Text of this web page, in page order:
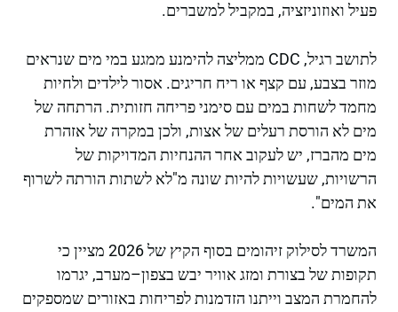
פעיל ואוזוניזציה, במקביל למשברים.
לתושב רגיל, CDC ממליצה להימנע ממגע במי מים שנראים
מוזר בצבע, עם קצף או ריח חריגים. אסור לילדים ולחיות
מחמד לשחות במים עם סימני פריחה חזותית. הרתחה של
מים לא הורסת רעלים של אצות, ולכן במקרה של אזהרת
מים מהברז, יש לעקוב אחר ההנחיות המדויקות של
הרשויות, שעשויות להיות שונה מ"לא לשתות הורתה לשרוף
את המים".
המשרד לסילוק זיהומים בסוף הקיץ של 2026 מציין כי
תקופות של בצורת ומזג אוויר יבש בצפון–מערב, יגרמו
להחמרת המצב וייתנו הזדמנות לפריחות באזורים שמספקים